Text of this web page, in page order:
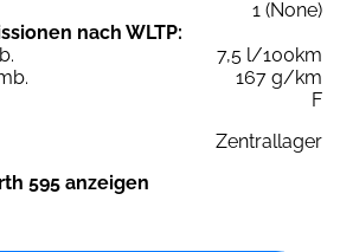
1 (None)
nach WLTP:
7,5 l/100km
167 g/km
F
Zentrallager
595 anzeigen